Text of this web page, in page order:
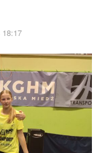
18:17